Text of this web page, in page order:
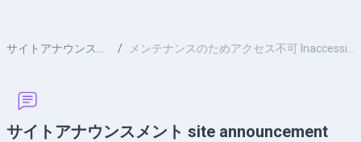
サイトアナウンスメント site announcement メンテナンスのためアクセス不可 Inaccessible due to maintenance (2023/4/13 (Thu) 18:00–20:30)
サイトアナウンスメント site announcement